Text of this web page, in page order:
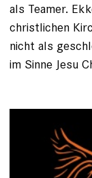
als Teamer.
christlichen
nicht als
im Sinne Jesu